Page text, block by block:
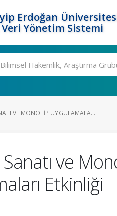
Erdoğan
Yönetim Sistemi
VE MONOTIP UYGULAMALA...
Sanatı ve
Etkinliği